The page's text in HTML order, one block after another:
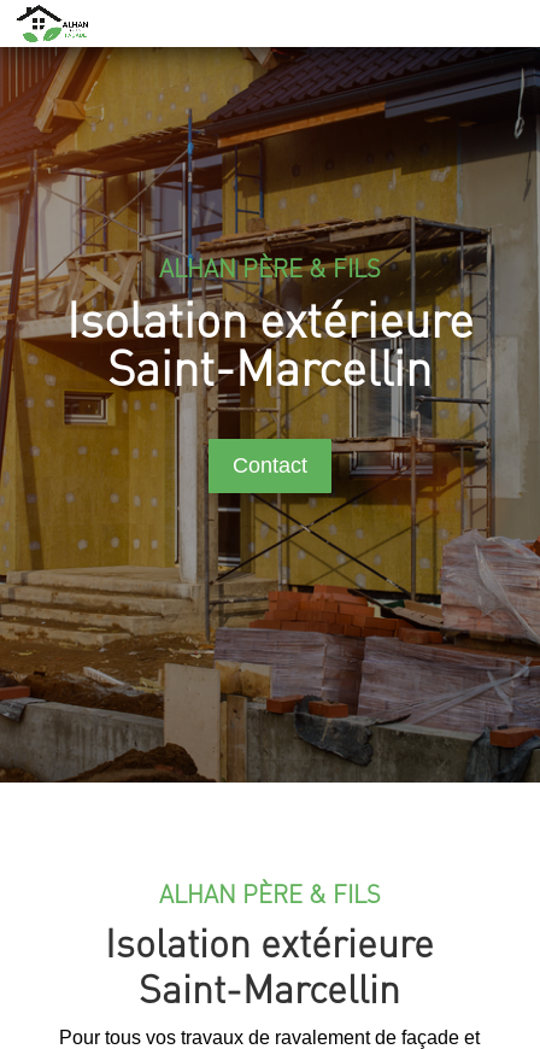
ALHAN PÈRE & FILS
Isolation extérieure
Saint-Marcellin
Contact
ALHAN PÈRE & FILS
Isolation extérieure
Saint-Marcellin
Pour tous vos travaux de ravalement de façade et